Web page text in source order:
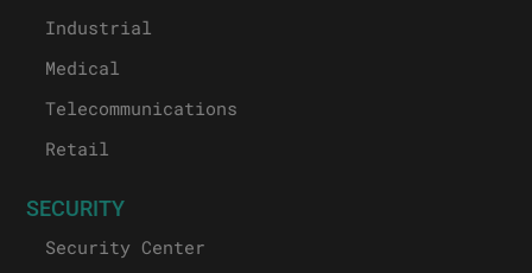
Industrial
Medical
Telecommunications
Retail
SECURITY
Security Center